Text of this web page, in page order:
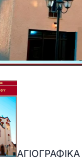
ΑΓΙΟΓΡΑΦΙΚΑ